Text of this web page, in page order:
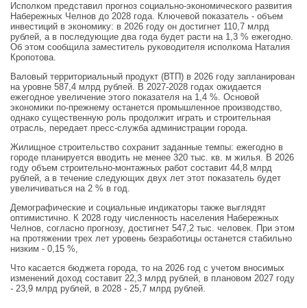
Исполком представил прогноз социально‑экономического развития
Набережных Челнов до 2028 года. Ключевой показатель - объем
инвестиций в экономику: в 2026 году он достигнет 110,7 млрд
рублей, а в последующие два года будет расти на 1,3 % ежегодно.
Об этом сообщила заместитель руководителя исполкома Наталия
Кропотова.
Валовый территориальный продукт (ВТП) в 2026 году запланирован
на уровне 587,4 млрд рублей. В 2027-2028 годах ожидается
ежегодное увеличение этого показателя на 1,4 %. Основой
экономики по‑прежнему останется промышленное производство,
однако существенную роль продолжит играть и строительная
отрасль, передает пресс-служба администрации города.
Жилищное строительство сохранит заданные темпы: ежегодно в
городе планируется вводить не менее 320 тыс. кв. м жилья. В 2026
году объем строительно‑монтажных работ составит 44,8 млрд
рублей, а в течение следующих двух лет этот показатель будет
увеличиваться на 2 % в год.
Демографические и социальные индикаторы также выглядят
оптимистично. К 2028 году численность населения Набережных
Челнов, согласно прогнозу, достигнет 547,2 тыс. человек. При этом
на протяжении трех лет уровень безработицы останется стабильно
низким - 0,15 %,
Что касается бюджета города, то на 2026 год с учетом вносимых
изменений доход составит 22,3 млрд рублей, в плановом 2027 году
- 23,9 млрд рублей, в 2028 - 25,7 млрд рублей.